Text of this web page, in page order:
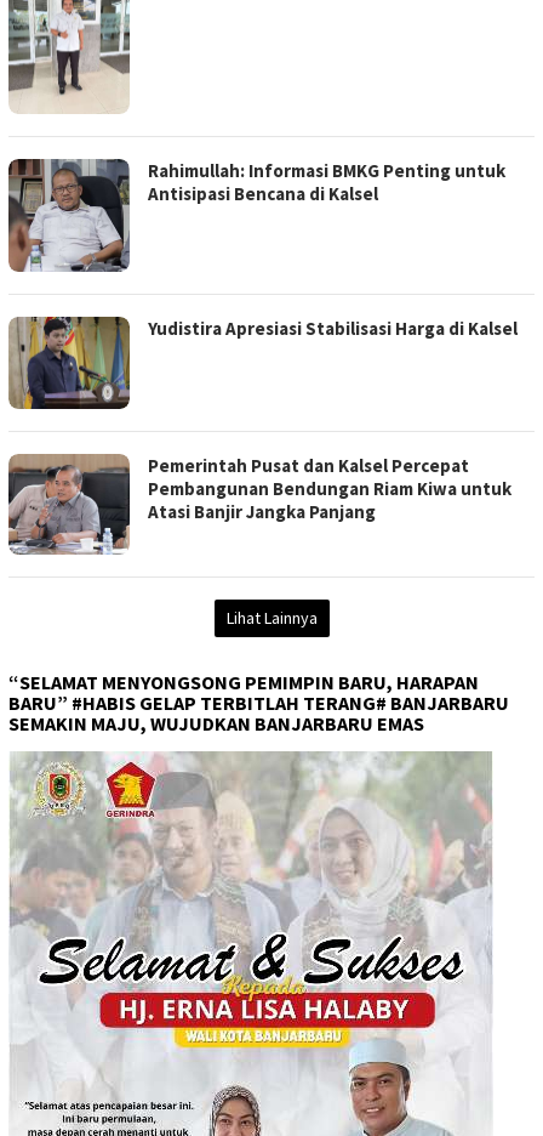
Rahimullah: Informasi BMKG Penting untuk
Antisipasi Bencana di Kalsel
Yudistira Apresiasi Stabilisasi Harga di Kalsel
Pemerintah Pusat dan Kalsel Percepat
Pembangunan Bendungan Riam Kiwa untuk
Atasi Banjir Jangka Panjang
Lihat Lainnya
“SELAMAT MENYONGSONG PEMIMPIN BARU, HARAPAN
BARU” #HABIS GELAP TERBITLAH TERANG# BANJARBARU
SEMAKIN MAJU, WUJUDKAN BANJARBARU EMAS